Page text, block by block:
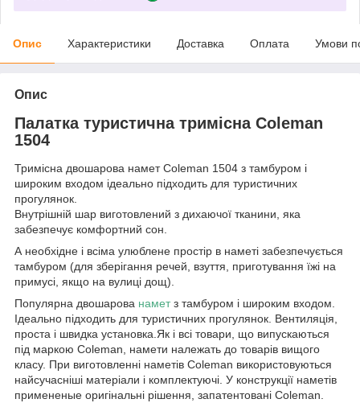
Опис Характеристики Доставка Оплата Умови
Опис
Палатка туристична тримісна Coleman
1504
Тримісна двошарова намет Coleman 1504 з тамбуром і
широким входом ідеально підходить для туристичних
прогулянок.
Внутрішній шар виготовлений з дихаючої тканини, яка
забезпечує комфортний сон.
А необхідне і всіма улюблене простір в наметі забезпечується
тамбуром (для зберігання речей, взуття, приготування їжі на
примусі, якщо на вулиці дощ).
Популярна двошарова наметз тамбуром і широким входом.
Ідеально підходить для туристичних прогулянок. Вентиляція,
проста і швидка установка.Як і всі товари, що випускаються
під маркою Coleman, намети належать до товарів вищого
класу. При виготовленні наметів Coleman використовуються
найсучасніші матеріали і комплектуючі. У конструкції наметів
примененые оригінальні рішення, запатентовані Coleman.